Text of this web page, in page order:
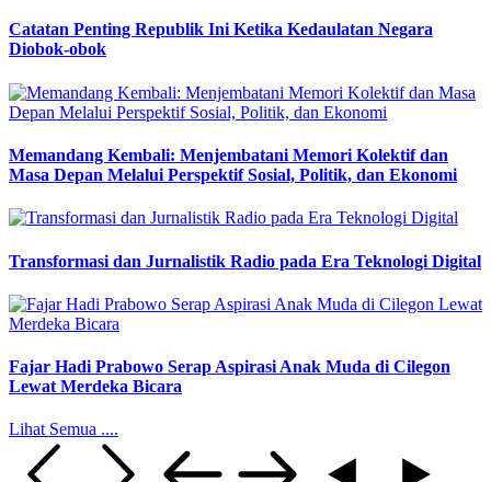
Catatan Penting Republik Ini Ketika Kedaulatan Negara
Diobok-obok
Memandang Kembali: Menjembatani Memori Kolektif dan
Masa Depan Melalui Perspektif Sosial, Politik, dan Ekonomi
Transformasi dan Jurnalistik Radio pada Era Teknologi Digital
Fajar Hadi Prabowo Serap Aspirasi Anak Muda di Cilegon
Lewat Merdeka Bicara
Lihat Semua ....